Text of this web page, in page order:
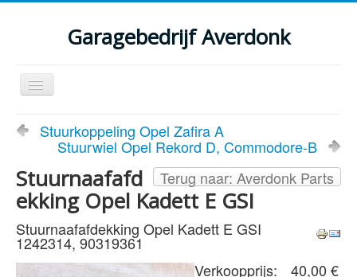
Garagebedrijf Averdonk
Schakelen
navigatie
Welkom
Klassiekers en restauratie verslagen
Diensten
Parts
Occasions
Stuurkoppeling Opel Zafira A
Stuurwiel Opel Rekord D, Commodore-B
Terug naar: Averdonk Parts
Stuurnaafafd
ekking Opel Kadett E GSI
Stuurnaafafdekking Opel Kadett E GSI
1242314, 90319361
Verkoopprijs:
40,00 €